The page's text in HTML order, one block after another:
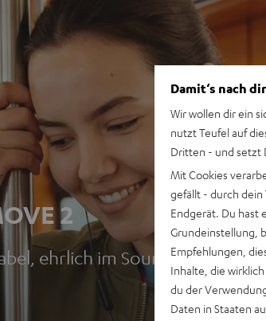
2
ehrlich im Sound
Damit‘s nach
Wir wollen dir ein
nutzt Teufel auf
Dritten - und setzt
Mit Cookies
gefällt - durch
Endgerät. Du hast
Grundeinstellung,
Empfehlungen,
Inhalte, die
du der
Daten in Staaten